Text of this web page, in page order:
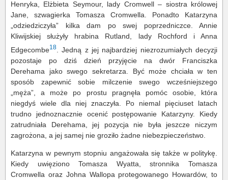
Henryka, Elżbieta Seymour, lady Cromwell – siostra królowej
Jane, szwagierka Tomasza Cromwella. Ponadto Katarzyna
„odziedziczyła” kilka dam po swej poprzedniczce. Annie
Kliwijskiej służyły hrabina Rutland, lady Rochford i Anna
Edgecombe18
. Jedną z jej najbardziej niezrozumiałych decyzji
pozostaje po dziś dzień przyjęcie na dwór Franciszka
Derehama jako swego sekretarza. Być może chciała w ten
sposób zapewnić sobie milczenie swego wcześniejszego
„męża”, a może po prostu pragnęła pomóc osobie, która
niegdyś wiele dla niej znaczyła. Po niemal pięciuset latach
trudno jednoznacznie ocenić postępowanie Katarzyny. Kiedy
zatrudniała Derehama, jej pozycja nie była jeszcze niczym
zagrożona, a jej samej nie groziło żadne niebezpieczeństwo.
Katarzyna w pewnym stopniu angażowała się także w politykę.
Kiedy uwięziono Tomasza Wyatta, stronnika Tomasza
Cromwella oraz Johna Wallopa protegowanego Howardów, to